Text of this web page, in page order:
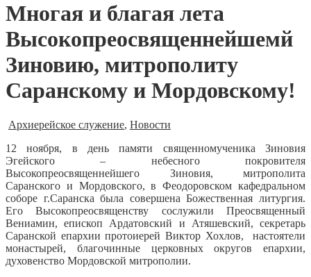
Многая и благая лета
Высокопреосвященнейшемй
Зиновию, митрополиту
Саранскому и Мордовскому!
Архиерейское служение, Новости
12 ноября, в день памяти священномученика Зиновия
Эгейского – небесного покровителя
Высокопреосвященнейшего Зиновия, митрополита
Саранского и Мордовского, в Феодоровском кафедральном
соборе г.Саранска была совершена Божественная литургия.
Его Высокопреосвященству сослужили Преосвященный
Вениамин, епископ Ардатовский и Атяшевский, секретарь
Саранской епархии протоиерей Виктор Хохлов, настоятели
монастырей, благочинные церковных округов епархии,
духовенство Мордовской митрополии.